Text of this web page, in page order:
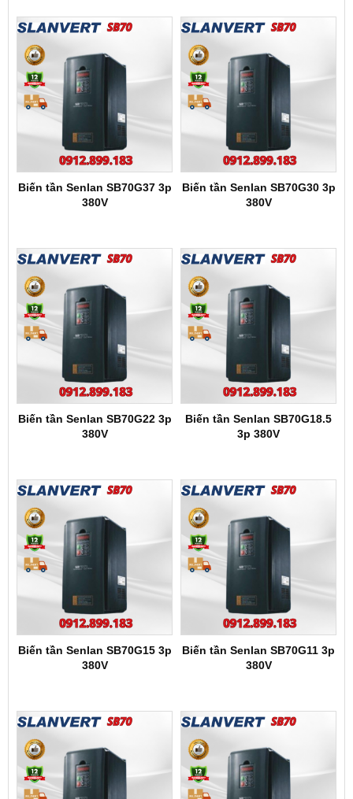
Biến tần Senlan SB70G37 3p
380V
Biến tần Senlan SB70G30 3p
380V
Biến tần Senlan SB70G22 3p
380V
Biến tần Senlan SB70G18.5
3p 380V
Biến tần Senlan SB70G15 3p
380V
Biến tần Senlan SB70G11 3p
380V